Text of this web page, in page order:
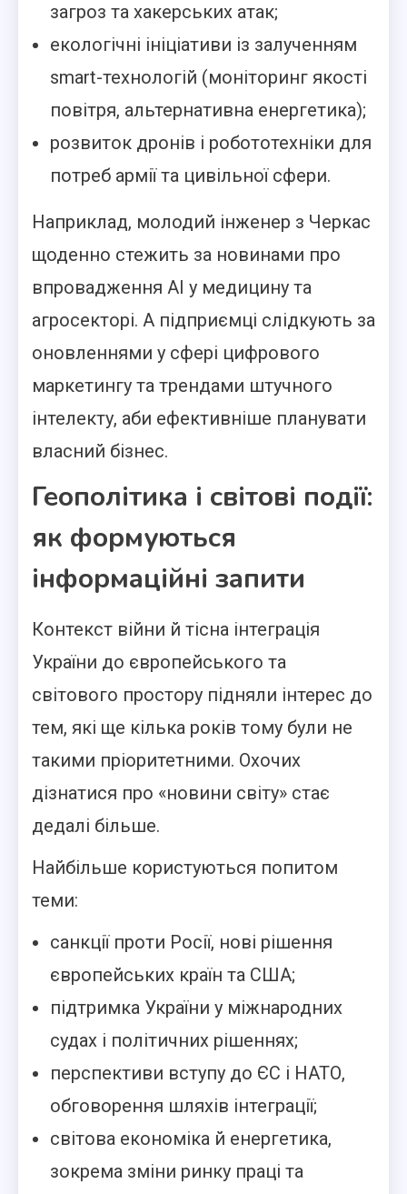
загроз та хакерських атак;
екологічні ініціативи із залученням
smart-технологій (моніторинг якості
повітря, альтернативна енергетика);
розвиток дронів і робототехніки для
потреб армії та цивільної сфери.
Наприклад, молодий інженер з Черкас
щоденно стежить за новинами про
впровадження AI у медицину та
агросекторі. А підприємці слідкують за
оновленнями у сфері цифрового
маркетингу та трендами штучного
інтелекту, аби ефективніше планувати
власний бізнес.
Геополітика і світові події:
як формуються
інформаційні запити
Контекст війни й тісна інтеграція
України до європейського та
світового простору підняли інтерес до
тем, які ще кілька років тому були не
такими пріоритетними. Охочих
дізнатися про «новини світу» стає
дедалі більше.
Найбільше користуються попитом
теми:
санкції проти Росії, нові рішення
європейських країн та США;
підтримка України у міжнародних
судах і політичних рішеннях;
перспективи вступу до ЄС і НАТО,
обговорення шляхів інтеграції;
світова економіка й енергетика,
зокрема зміни ринку праці та